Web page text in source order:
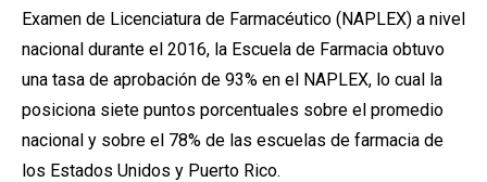
Examen de Licenciatura de Farmacéutico (NAPLEX) a nivel
nacional durante el 2016, la Escuela de Farmacia obtuvo
una tasa de aprobación de 93% en el NAPLEX, lo cual la
posiciona siete puntos porcentuales sobre el promedio
nacional y sobre el 78% de las escuelas de farmacia de
los Estados Unidos y Puerto Rico.